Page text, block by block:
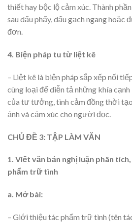
thiết hay bộc lộ cảm xúc. Thành
sau dấu phẩy, dấu gạch ngang
đơn.
4. Biện pháp tu từ liệt kê
– Liệt kê là biện pháp sắp xếp nối
cùng loại để diễn tả những khía
của tư tưởng, tình cảm đồng thời
ảnh và cảm xúc cho người đọc.
CHỦ ĐỀ 3: TẬP LÀM VĂN
1. Viết văn bản nghị luận phân
phẩm trữ tình
a. Mở bài:
– Giới thiệu tác phẩm trữ tình (tên